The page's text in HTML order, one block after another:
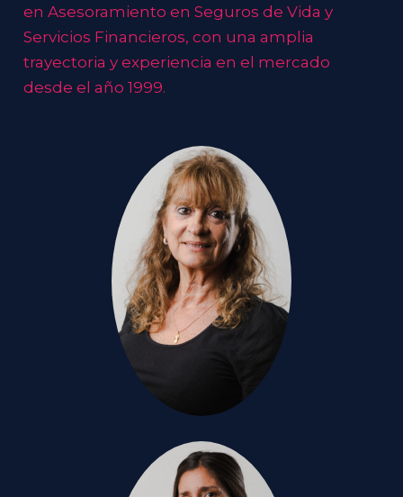
su trabajo.
en Asesoramiento en Seguros de Vida y
Servicios Financieros, con una amplia
trayectoria y experiencia en el mercado
desde el año 1999.